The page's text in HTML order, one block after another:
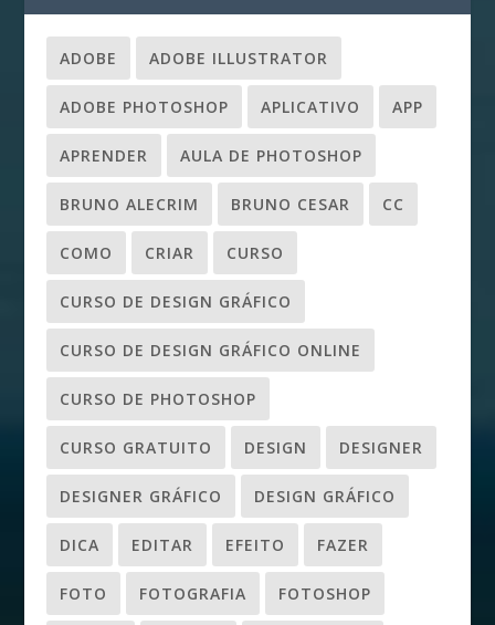
ADOBE ADOBE ILLUSTRATOR
ADOBE PHOTOSHOP APLICATIVO APP
APRENDER AULA DE PHOTOSHOP
BRUNO ALECRIM BRUNO CESAR CC
COMO CRIAR CURSO
CURSO DE DESIGN GRÁFICO
CURSO DE DESIGN GRÁFICO ONLINE
CURSO DE PHOTOSHOP
CURSO GRATUITO DESIGN DESIGNER
DESIGNER GRÁFICO DESIGN GRÁFICO
DICA EDITAR EFEITO FAZER
FOTO FOTOGRAFIA FOTOSHOP